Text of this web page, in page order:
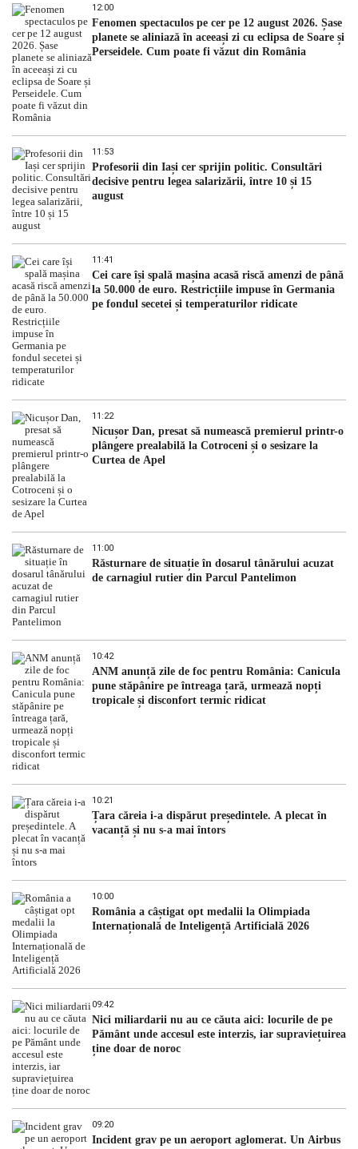
12:00
Fenomen spectaculos pe cer pe 12 august 2026. Șase
planete se aliniază în aceeași zi cu eclipsa de Soare și
Perseidele. Cum poate fi văzut din România
11:53
Profesorii din Iași cer sprijin politic. Consultări
decisive pentru legea salarizării, între 10 și 15
august
11:41
Cei care își spală mașina acasă riscă amenzi de până
la 50.000 de euro. Restricțiile impuse în Germania
pe fondul secetei și temperaturilor ridicate
11:22
Nicușor Dan, presat să numească premierul printr-o
plângere prealabilă la Cotroceni și o sesizare la
Curtea de Apel
11:00
Răsturnare de situație în dosarul tânărului acuzat
de carnagiul rutier din Parcul Pantelimon
10:42
ANM anunță zile de foc pentru România: Canicula
pune stăpânire pe întreaga țară, urmează nopți
tropicale și disconfort termic ridicat
10:21
Țara căreia i-a dispărut președintele. A plecat în
vacanță și nu s-a mai întors
10:00
România a câștigat opt medalii la Olimpiada
Internațională de Inteligență Artificială 2026
09:42
Nici miliardarii nu au ce căuta aici: locurile de pe
Pământ unde accesul este interzis, iar supraviețuirea
ține doar de noroc
09:20
Incident grav pe un aeroport aglomerat. Un Airbus